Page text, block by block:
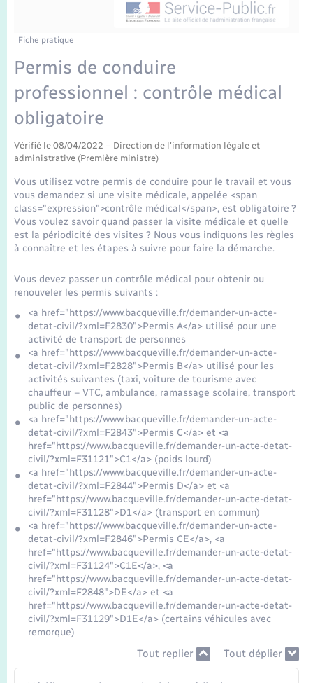
Etat-civil - Papiers - Citoyenneté
Mariage – PACS
Parrainage civil
Recensement
Loisirs
Nouvel habitant
Numérique
Organisation d’événement
Sécurité - Prévention
Seniors
Transports
Transports scolaires
Voirie et espace public
Travaux - Autorisation d’occupation de l’espace
Compétences
Plan interactif
Présentation de la commune
Publications
La Communauté de communes
Fiche pratique
Permis de conduire
professionnel : contrôle médical
obligatoire
Vérifié le 08/04/2022 – Direction de l'information légale et
administrative (Première ministre)
Vous utilisez votre permis de conduire pour le travail et vous
vous demandez si une visite médicale, appelée <span
class="expression">contrôle médical</span>, est obligatoire ?
Vous voulez savoir quand passer la visite médicale et quelle
est la périodicité des visites ? Nous vous indiquons les règles
à connaître et les étapes à suivre pour faire la démarche.
Vous devez passer un contrôle médical pour obtenir ou
renouveler les permis suivants :
<a href="https://www.bacqueville.fr/demander-un-acte-
detat-civil/?xml=F2830">Permis A</a> utilisé pour une
activité de transport de personnes
<a href="https://www.bacqueville.fr/demander-un-acte-
detat-civil/?xml=F2828">Permis B</a> utilisé pour les
activités suivantes (taxi, voiture de tourisme avec
chauffeur – VTC, ambulance, ramassage scolaire, transport
public de personnes)
<a href="https://www.bacqueville.fr/demander-un-acte-
detat-civil/?xml=F2843">Permis C</a> et <a
href="https://www.bacqueville.fr/demander-un-acte-detat-
civil/?xml=F31121">C1</a> (poids lourd)
<a href="https://www.bacqueville.fr/demander-un-acte-
detat-civil/?xml=F2844">Permis D</a> et <a
href="https://www.bacqueville.fr/demander-un-acte-detat-
civil/?xml=F31128">D1</a> (transport en commun)
<a href="https://www.bacqueville.fr/demander-un-acte-
detat-civil/?xml=F2846">Permis CE</a>, <a
href="https://www.bacqueville.fr/demander-un-acte-detat-
civil/?xml=F31124">C1E</a>, <a
href="https://www.bacqueville.fr/demander-un-acte-detat-
civil/?xml=F2848">DE</a> et <a
href="https://www.bacqueville.fr/demander-un-acte-detat-
civil/?xml=F31129">D1E</a> (certains véhicules avec
remorque)
Tout replier Tout déplier